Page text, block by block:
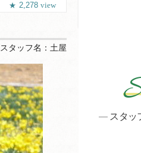
2,278 view
スタッフ名： 土屋
スタッ